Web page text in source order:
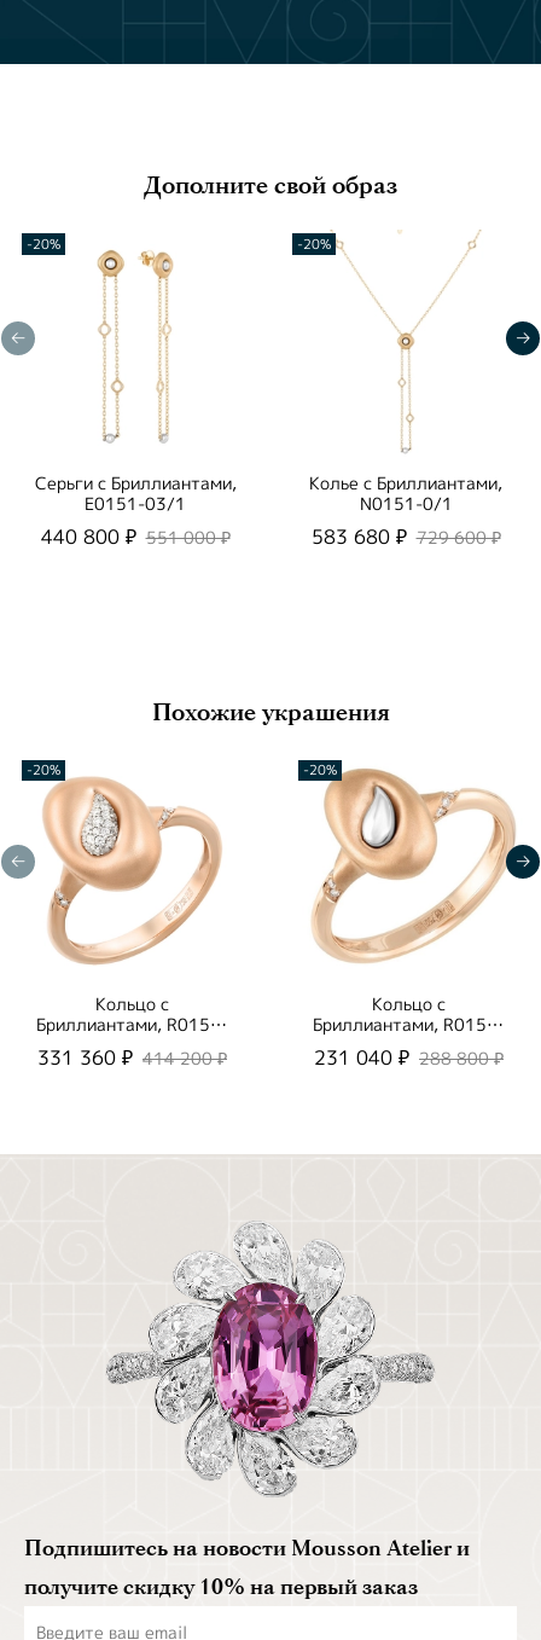
Дополните свой образ
-20%
Серьги с Бриллиантами,
E0151-03/1
440 800 ₽ 551 000 ₽
-20%
Колье с Бриллиантами,
N0151-0/1
583 680 ₽ 729 600 ₽
Похожие украшения
-20%
Кольцо с
Бриллиантами, R0150-
3/1
331 360 ₽ 414 200 ₽
-20%
Кольцо с
Бриллиантами, R0150-
0/1
231 040 ₽ 288 800 ₽
Подпишитесь на новости Mousson Atelier и
получите скидку 10% на первый заказ